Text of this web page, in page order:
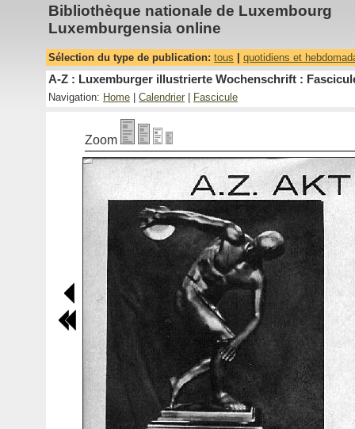
Bibliothèque nationale de Luxembourg
Luxemburgensia online
Sélection du type de publication: tous quotidiens et
A-Z : Luxemburger illustrierte Wochenschrift :
Navigation: Home Calendrier Fascicule
Zoom